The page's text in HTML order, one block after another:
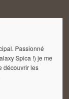
Passionné
Spica !) je me
découvrir les